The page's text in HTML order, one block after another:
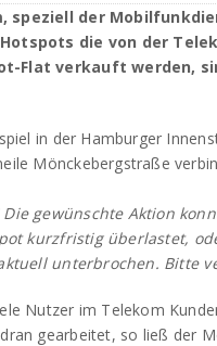
speziell der
die von der
Flat verkauft werden,
in der Hamburger
Mönckebergstraße
Die gewünschte Aktion
kurzfristig überlastet,
unterbrochen. Bitte
Nutzer im Telekom
gearbeitet, so ließ der